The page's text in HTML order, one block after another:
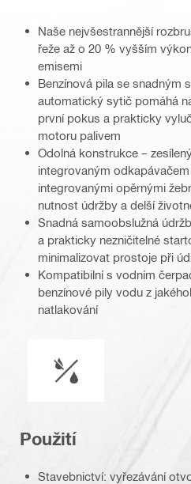
Naše nejvšestrannější
řeže až o 20 % vyšším
emisemi
Benzínová pila se snadným
automatický sytič pomáhá
první pokus a prakticky
motoru palivem
Odolná konstrukce –
integrovaným
integrovanými opěrnými
nutnost údržby a delší
Snadná samoobslužná
a prakticky nezničitelné
minimalizovat prostoje při
Kompatibilní s vodním
benzínové pily vodu z
natlakování
Použití
Stavebnictví: vyřezávání